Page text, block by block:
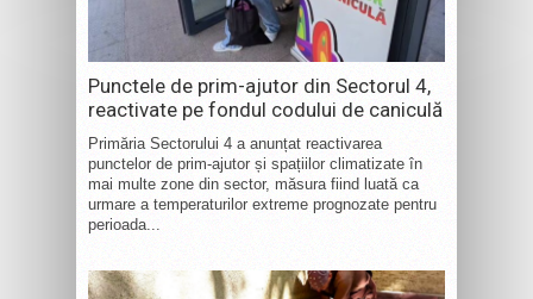
Punctele de prim-ajutor din Sectorul 4,
reactivate pe fondul codului de caniculă
Primăria Sectorului 4 a anunțat reactivarea
punctelor de prim-ajutor și spațiilor climatizate în
mai multe zone din sector, măsura fiind luată ca
urmare a temperaturilor extreme prognozate pentru
perioada...